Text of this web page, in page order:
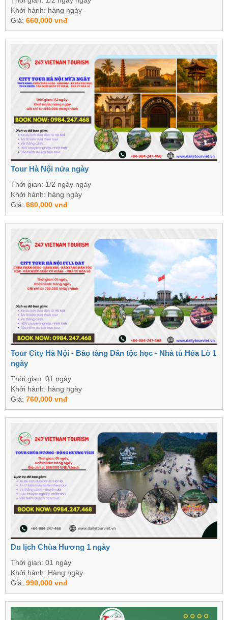
Khởi hành: hàng ngày
Giá: 660,000 vnđ
Tour Hà Nội nửa ngày
Thời gian: 1/2 ngày ngày
Khởi hành: hàng ngày
Giá: 660,000 vnđ
Tour City Hà Nội - Bảo tàng Dân tộc học - Nhà tù Hỏa Lò 1
ngày
Thời gian: 01 ngày
Khởi hành: hàng ngày
Giá: 760,000 vnđ
Du lịch Chùa Hương 1 ngày
Thời gian: 01 ngày
Khởi hành: Hàng ngày
Giá: 990,000 vnđ